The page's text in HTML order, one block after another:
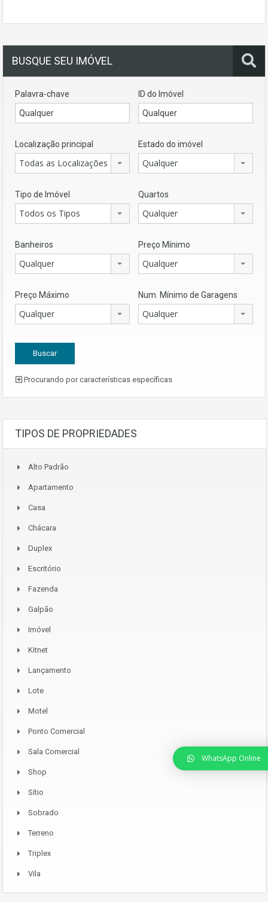
BUSQUE SEU IMÓVEL
Palavra-chave ID do Imóvel
Localização principal
Todas as Localizações
Estado do imóvel
Qualquer
Tipo de Imóvel
Todos os Tipos
Quartos
Qualquer
Banheiros
Qualquer
Preço Mínimo
Qualquer
Preço Máximo
Qualquer
Num. Mínimo de Garagens
Qualquer
Procurando por características específicas
TIPOS DE PROPRIEDADES
Alto Padrão
Apartamento
Casa
Chácara
Duplex
Escritório
Fazenda
Galpão
Imóvel
Kitnet
Lançamento
Lote
Motel
Ponto Comercial
Sala Comercial
Shop
Sítio
Sobrado
Terreno
Triplex
Vila
WhatsApp Online